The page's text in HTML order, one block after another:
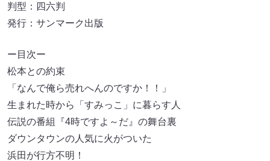
判型：四六判
発行：サンマーク出版
ー目次ー
松本との約束
「なんで俺ら売れへんのですか！！」
生まれた時から「すみっこ」に暮らす人
伝説の番組『4時ですよ～だ』の舞台裏
ダウンタウンの人気に火がついた
浜田が行方不明！